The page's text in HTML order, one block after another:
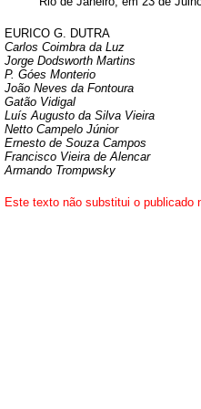
EURICO G. DUTRA
Carlos Coimbra da Luz
Jorge Dodsworth Martins
P. Góes Monterio
João Neves da Fontoura
Gatão Vidigal
Luís Augusto da Silva Vieira
Netto Campelo Júnior
Ernesto de Souza Campos
Francisco Vieira de Alencar
Armando Trompwsky
Este texto não substitui o publicado